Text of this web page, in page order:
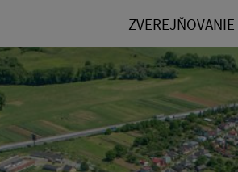
ZVEREJŇOVANIE